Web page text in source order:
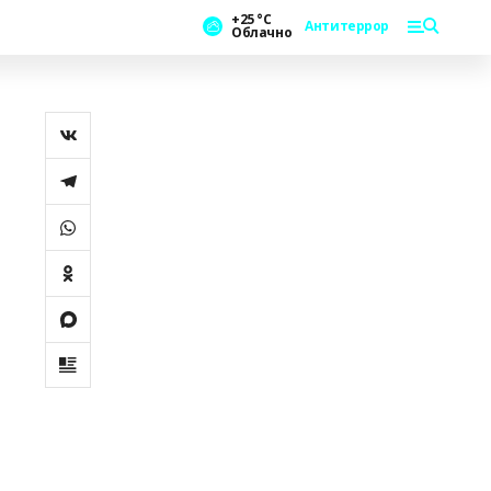
+25 °С
Облачно Антитеррор